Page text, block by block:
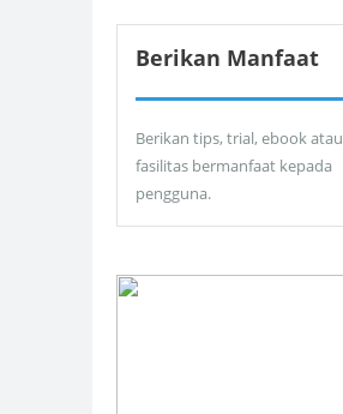
Berikan Manfaat
Berikan tips, trial, ebook atau
fasilitas bermanfaat kepada
pengguna.